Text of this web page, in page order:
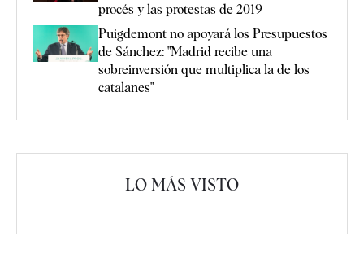
procés y las protestas de 2019
Puigdemont no apoyará los Presupuestos
de Sánchez: "Madrid recibe una
sobreinversión que multiplica la de los
catalanes"
LO MÁS VISTO